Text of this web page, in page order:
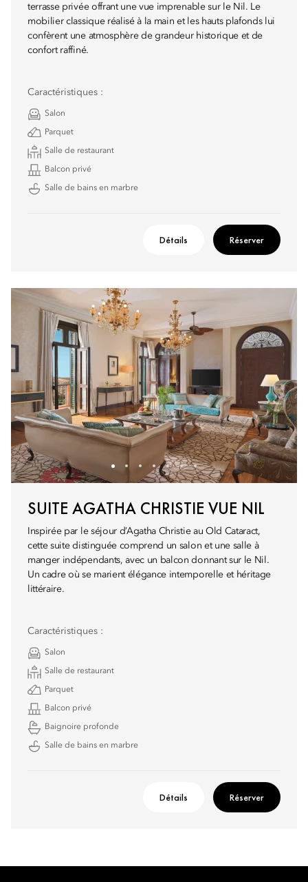
terrasse privée offrant une vue imprenable sur le Nil. Le
mobilier classique réalisé à la main et les hauts plafonds lui
confèrent une atmosphère de grandeur historique et de
confort raffiné.
Caractéristiques :
Salon
Parquet
Salle de restaurant
Balcon privé
Salle de bains en marbre
Détails Réserver
SUITE AGATHA CHRISTIE VUE NIL
Inspirée par le séjour d’Agatha Christie au Old Cataract,
cette suite distinguée comprend un salon et une salle à
manger indépendants, avec un balcon donnant sur le Nil.
Un cadre où se marient élégance intemporelle et héritage
littéraire.
Caractéristiques :
Salon
Salle de restaurant
Parquet
Balcon privé
Baignoire profonde
Salle de bains en marbre
Détails Réserver